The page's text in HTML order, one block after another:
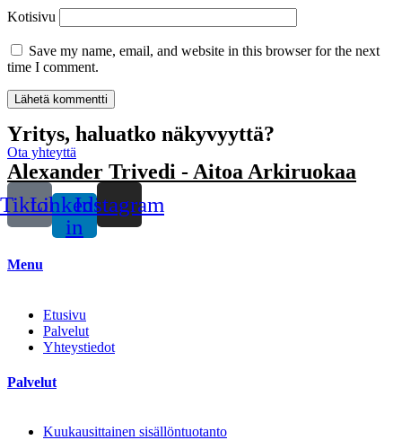
Kotisivu
Save my name, email, and website in this browser for the next
time I comment.
Yritys, haluatko näkyvyyttä?
Ota yhteyttä
Alexander Trivedi - Aitoa Arkiruokaa
TiktokLinkedin-
in
Instagram
Menu
Etusivu
Palvelut
Yhteystiedot
Palvelut
Kuukausittainen sisällöntuotanto